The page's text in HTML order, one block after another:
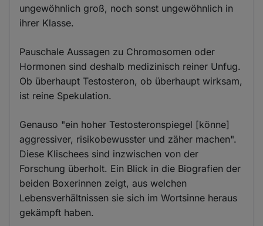
ungewöhnlich groß, noch sonst ungewöhnlich in
ihrer Klasse.
Pauschale Aussagen zu Chromosomen oder
Hormonen sind deshalb medizinisch reiner Unfug.
Ob überhaupt Testosteron, ob überhaupt wirksam,
ist reine Spekulation.
Genauso "ein hoher Testosteronspiegel [könne]
aggressiver, risikobewusster und zäher machen".
Diese Klischees sind inzwischen von der
Forschung überholt. Ein Blick in die Biografien der
beiden Boxerinnen zeigt, aus welchen
Lebensverhältnissen sie sich im Wortsinne heraus
gekämpft haben.